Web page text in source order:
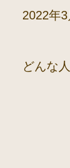
2022年3
どんな